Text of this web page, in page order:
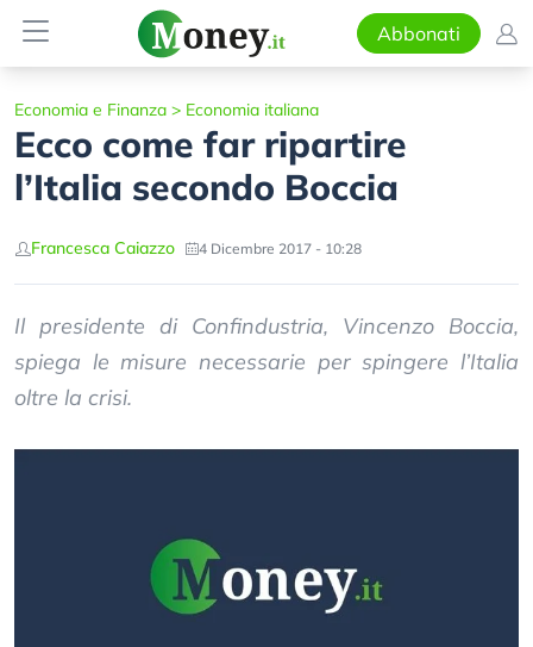
Abbonati
Economia e Finanza > Economia italiana
Ecco come far ripartire
l’Italia secondo Boccia
Francesca Caiazzo 4 Dicembre 2017 - 10:28
Il presidente di Confindustria, Vincenzo Boccia,
spiega le misure necessarie per spingere l’Italia
oltre la crisi.